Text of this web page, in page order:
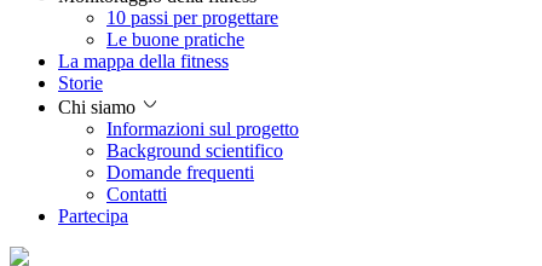
10 passi per progettare
Le buone pratiche
La mappa della fitness
Storie
Chi siamo
Informazioni sul progetto
Background scientifico
Domande frequenti
Contatti
Partecipa